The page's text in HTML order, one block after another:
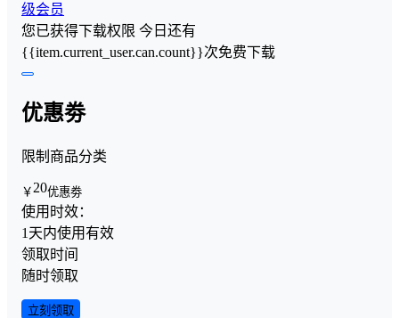
级会员
您已获得下载权限 今日还有
{{item.current_user.can.count}}次免费下载
优惠劵
限制商品分类
￥ 20优惠劵
使用时效：
1天内使用有效
领取时间
随时领取
立刻领取